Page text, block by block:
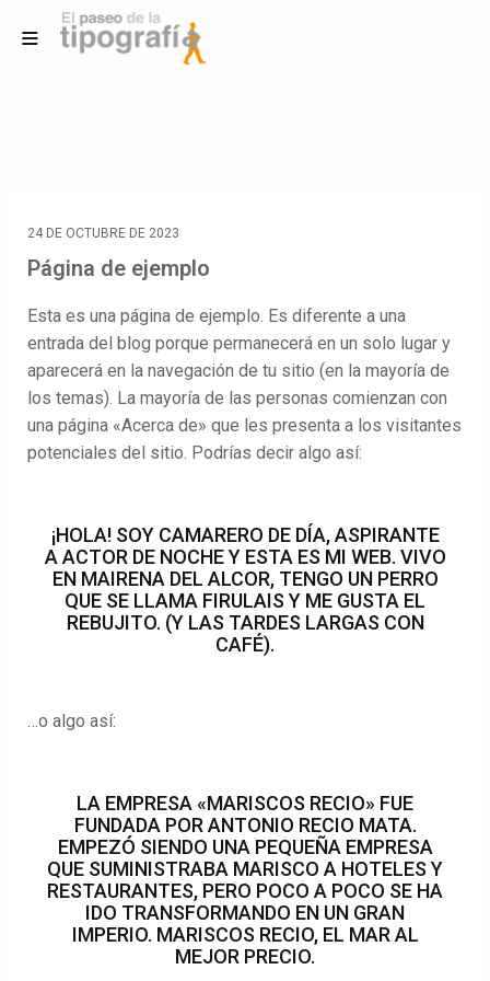
24 DE OCTUBRE DE 2023
Página de ejemplo
Esta es una página de ejemplo. Es diferente a una
entrada del blog porque permanecerá en un solo lugar y
aparecerá en la navegación de tu sitio (en la mayoría de
los temas). La mayoría de las personas comienzan con
una página «Acerca de» que les presenta a los visitantes
potenciales del sitio. Podrías decir algo así:
¡HOLA! SOY CAMARERO DE DÍA, ASPIRANTE
A ACTOR DE NOCHE Y ESTA ES MI WEB. VIVO
EN MAIRENA DEL ALCOR, TENGO UN PERRO
QUE SE LLAMA FIRULAIS Y ME GUSTA EL
REBUJITO. (Y LAS TARDES LARGAS CON
CAFÉ).
…o algo así:
LA EMPRESA «MARISCOS RECIO» FUE
FUNDADA POR ANTONIO RECIO MATA.
EMPEZÓ SIENDO UNA PEQUEÑA EMPRESA
QUE SUMINISTRABA MARISCO A HOTELES Y
RESTAURANTES, PERO POCO A POCO SE HA
IDO TRANSFORMANDO EN UN GRAN
IMPERIO. MARISCOS RECIO, EL MAR AL
MEJOR PRECIO.